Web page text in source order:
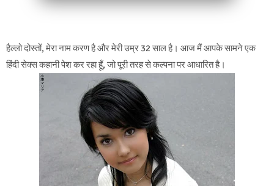
हैल्लो दोस्तों, मेरा नाम करण है और मेरी उम्र 32 साल है। आज मैं आपके सामने एक
हिंदी सेक्स कहानी पेश कर रहा हूँ, जो पूरी तरह से कल्पना पर आधारित है।